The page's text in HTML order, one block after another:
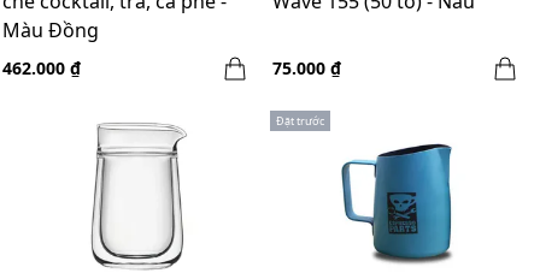
Màu Đồng
462.000 ₫ 75.000 ₫
Đặt trước